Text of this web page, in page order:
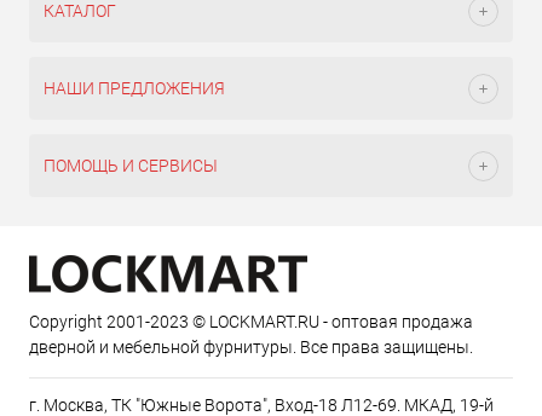
КАТАЛОГ
НАШИ ПРЕДЛОЖЕНИЯ
ПОМОЩЬ И СЕРВИСЫ
Copyright 2001-2023 © LOCKMART.RU - оптовая продажа
дверной и мебельной фурнитуры. Все права защищены.
г. Москва, ТК "Южные Ворота", Вход-18 Л12-69. МКАД, 19-й